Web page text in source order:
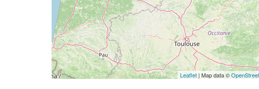
Leaflet | Map data ©